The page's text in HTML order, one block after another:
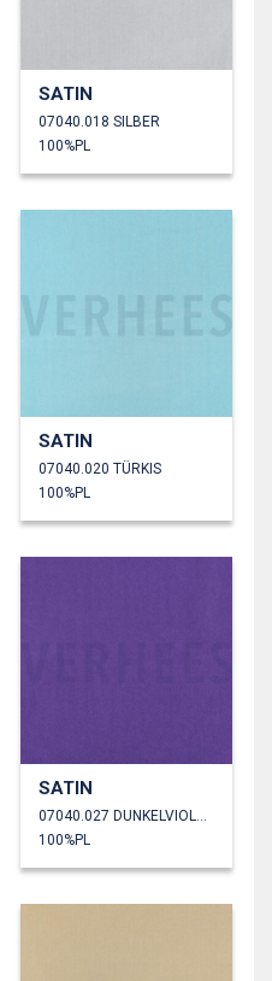
SATIN
07040.018 SILBER
100%PL
SATIN
07040.020 TÜRKIS
100%PL
SATIN
100%PL